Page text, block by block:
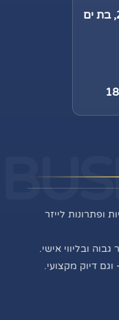
ופתרונות לייזר
ובליווי אישי.
דיוק מקצועי.